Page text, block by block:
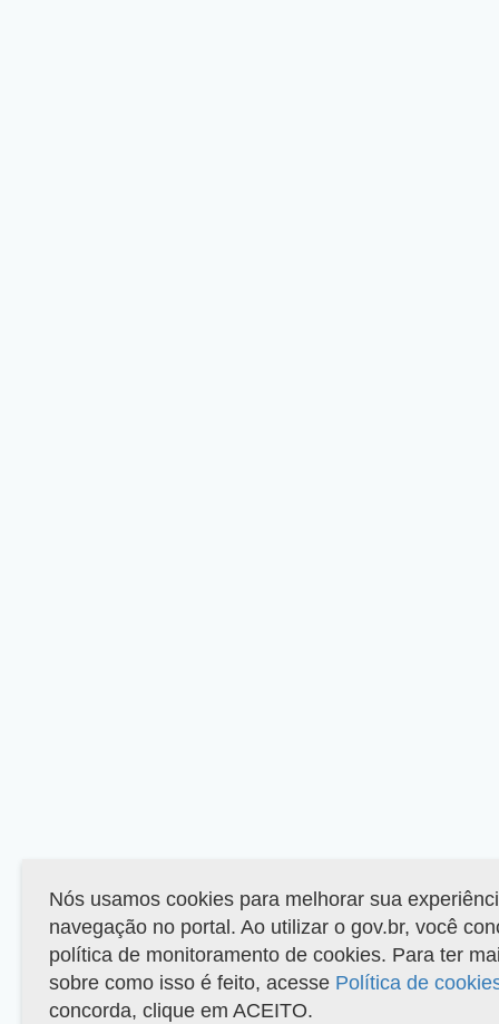
Nós usamos cookies para melhorar sua
navegação no portal. Ao utilizar o gov.br, você
política de monitoramento de cookies. Para ter
sobre como isso é feito, acesse Política de
concorda, clique em ACEITO.